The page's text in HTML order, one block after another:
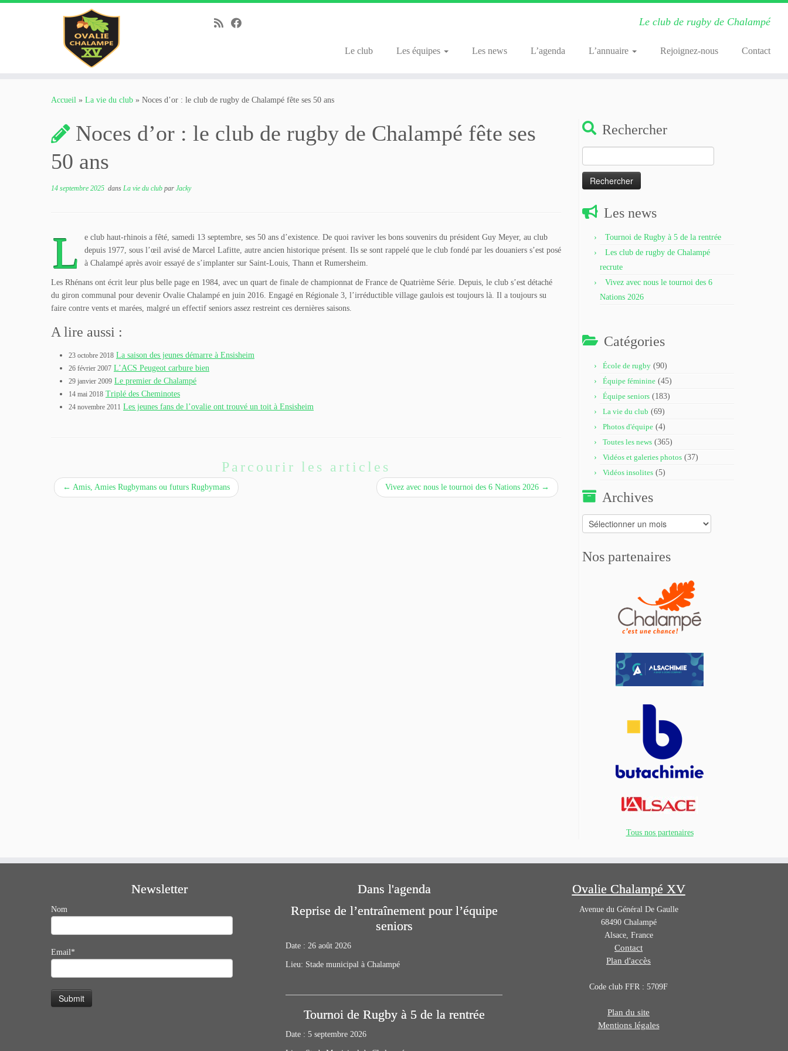
Le club de rugby de Chalampé
Le club Les équipes Les news L’agenda L’annuaire Rejoignez-nous Contact
Accueil » La vie du club » Noces d’or : le club de rugby de Chalampé fête ses 50 ans
Noces d’or : le club de rugby de Chalampé fête ses
50 ans
14 septembre 2025 dans La vie du club par Jacky
L
e club haut-rhinois a fêté, samedi 13 septembre, ses 50 ans d’existence. De quoi raviver les bons souvenirs du président Guy Meyer, au club
depuis 1977, sous l’œil avisé de Marcel Lafitte, autre ancien historique présent. Ils se sont rappelé que le club fondé par les douaniers s’est posé
à Chalampé après avoir essayé de s’implanter sur Saint-Louis, Thann et Rumersheim.
Les Rhénans ont écrit leur plus belle page en 1984, avec un quart de finale de championnat de France de Quatrième Série. Depuis, le club s’est détaché
du giron communal pour devenir Ovalie Chalampé en juin 2016. Engagé en Régionale 3, l’irréductible village gaulois est toujours là. Il a toujours su
faire contre vents et marées, malgré un effectif seniors assez restreint ces dernières saisons.
A lire aussi :
23 octobre 2018 La saison des jeunes démarre à Ensisheim
26 février 2007 L’ACS Peugeot carbure bien
29 janvier 2009 Le premier de Chalampé
14 mai 2018 Triplé des Cheminotes
24 novembre 2011 Les jeunes fans de l’ovalie ont trouvé un toit à Ensisheim
Parcourir les articles
← Amis, Amies Rugbymans ou futurs Rugbymans Vivez avec nous le tournoi des 6 Nations 2026 →
Rechercher
Les news
Tournoi de Rugby à 5 de la rentrée
Les club de rugby de Chalampé
recrute
Vivez avec nous le tournoi des 6
Nations 2026
Catégories
École de rugby (90)
Équipe féminine (45)
Équipe seniors (183)
La vie du club (69)
Photos d'équipe (4)
Toutes les news (365)
Vidéos et galeries photos (37)
Vidéos insolites (5)
Archives
Archives
Nos partenaires
Tous nos partenaires
Newsletter
Nom
Email*
Dans l'agenda
Reprise de l’entraînement pour l’équipe
seniors
Date : 26 août 2026
Lieu: Stade municipal à Chalampé
Tournoi de Rugby à 5 de la rentrée
Date : 5 septembre 2026
Ovalie Chalampé XV
Avenue du Général De Gaulle
68490 Chalampé
Alsace, France
Contact
Plan d'accès
Code club FFR : 5709F
Plan du site
Mentions légales